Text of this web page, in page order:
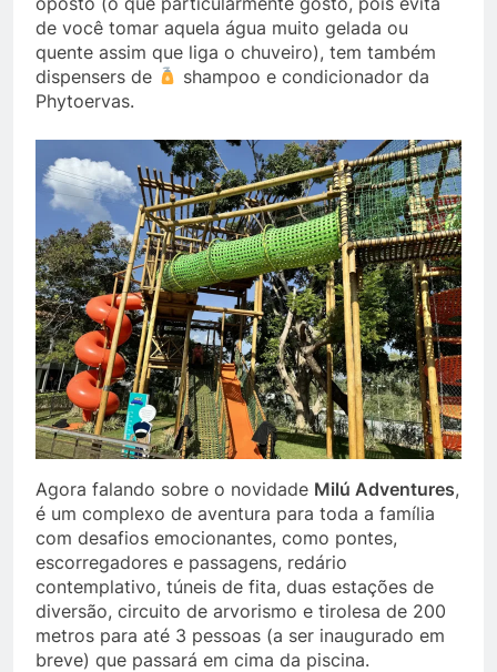
de você tomar aquela água muito gelada ou
quente assim que liga o chuveiro), tem também
dispensers de
shampoo e condicionador da
Phytoervas.
Agora falando sobre o novidade Milú Adventures,
é um complexo de aventura para toda a família
com desafios emocionantes, como pontes,
escorregadores e passagens, redário
contemplativo, túneis de fita, duas estações de
diversão, circuito de arvorismo e tirolesa de 200
metros para até 3 pessoas (a ser inaugurado em
breve) que passará em cima da piscina.